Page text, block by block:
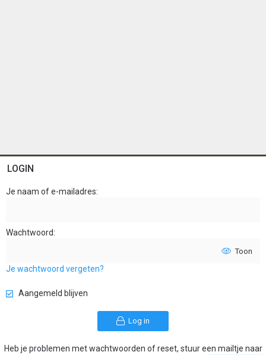
LOGIN
Je naam of e-mailadres
Wachtwoord
Toon
Je wachtwoord vergeten?
Aangemeld blijven
Log in
Heb je problemen met wachtwoorden of reset, stuur een mailtje naar